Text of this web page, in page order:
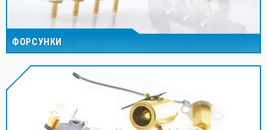
ФОРСУНКИ